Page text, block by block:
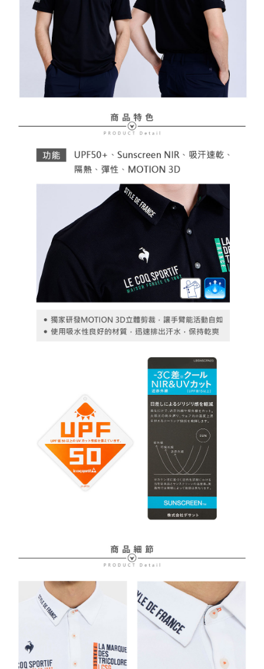
易，需依本服務之必要範圍內提供個人資料，並將交易相關給付款項請求債
權轉讓予恩沛科技股份有限公司。
２．關於個人資料處理事宜，請瀏覽以下網址：
https://aftee.tw/terms/#terms3
３．未成年的使用者請事先徵得法定代理人或監護人之同意方可使用
「AFTEE先享後付」，若未經同意申辦者引起之損失，本公司不負相關責
４．使用「AFTEE先享後付」時，將依據個別帳號之用戶狀況，依本公司即
時審查核予不同之上限額度；若仍有額度不足之情形，本公司將視審查結果
請求用戶進行身份認證。
恩沛科技股份有限公司將有權停止該用戶之使用額度並採取法律行動。
付款後7-11取貨